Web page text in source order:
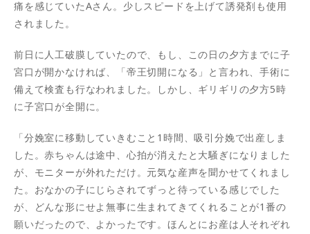
痛を感じていたAさん。少しスピードを上げて誘発剤も使用
されました。
前日に人工破膜していたので、もし、この日の夕方までに子
宮口が開かなければ、「帝王切開になる」と言われ、手術に
備えて検査も行なわれました。しかし、ギリギリの夕方5時
に子宮口が全開に。
「分娩室に移動していきむこと1時間、吸引分娩で出産しま
した。赤ちゃんは途中、心拍が消えたと大騒ぎになりました
が、モニターが外れただけ。元気な産声を聞かせてくれまし
た。おなかの子にじらされてずっと待っている感じでした
が、どんな形にせよ無事に生まれてきてくれることが1番の
願いだったので、よかったです。ほんとにお産は人それぞれ